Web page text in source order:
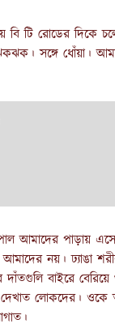
টি রোডের দিকে
সঙ্গে ধোঁয়া।
আমাদের পাড়ায়
নয়। ঢ্যাঙা
দাঁতগুলি বাইরে
দেখাত লোকদের।